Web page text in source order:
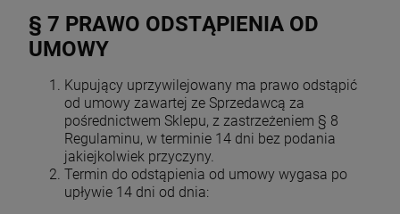
§ 7 PRAWO ODSTĄPIENIA OD
UMOWY
Kupujący uprzywilejowany ma prawo odstąpić
od umowy zawartej ze Sprzedawcą za
pośrednictwem Sklepu, z zastrzeżeniem § 8
Regulaminu, w terminie 14 dni bez podania
jakiejkolwiek przyczyny.
Termin do odstąpienia od umowy wygasa po
upływie 14 dni od dnia: